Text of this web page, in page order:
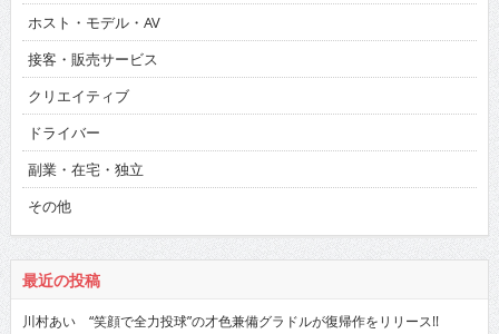
ホスト・モデル・AV
接客・販売サービス
クリエイティブ
ドライバー
副業・在宅・独立
その他
最近の投稿
川村あい “笑顔で全力投球”の才色兼備グラドルが復帰作をリリース!!